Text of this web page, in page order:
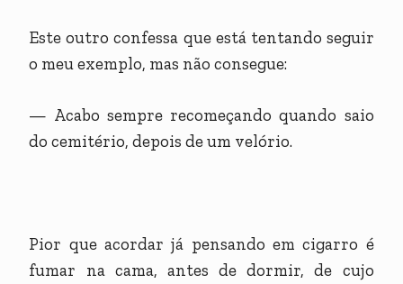
Este outro confessa que está tentando seguir
o meu exemplo, mas não consegue:
— Acabo sempre recomeçando quando saio
do cemitério, depois de um velório.
Pior que acordar já pensando em cigarro é
fumar na cama, antes de dormir, de cujo